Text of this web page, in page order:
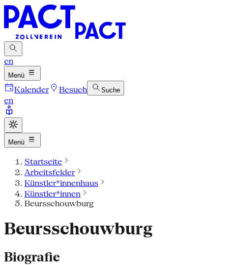
en
Menü
Kalender Besuch Suche
en
Menü
Startseite
Arbeitsfelder
Künstler*innenhaus
Künstler*innen
Beursschouwburg
Beursschouwburg
Biografie